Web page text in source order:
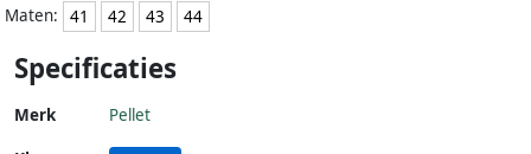
Maten:
41 42 43 44
Specificaties
Merk Pellet